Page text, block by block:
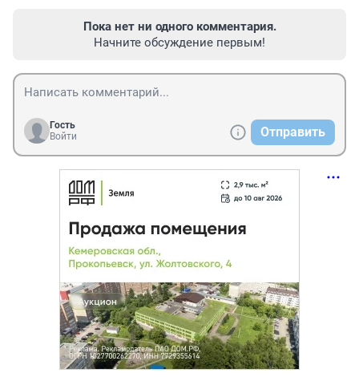
Пока нет ни одного комментария.
Начните обсуждение первым!
Гость
Войти
Отправить